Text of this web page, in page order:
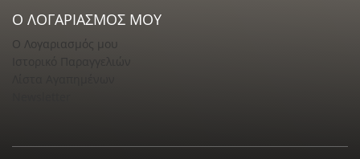
Ο ΛΟΓΑΡΙΑΣΜΌΣ ΜΟΥ
Ο Λογαριασμός μου